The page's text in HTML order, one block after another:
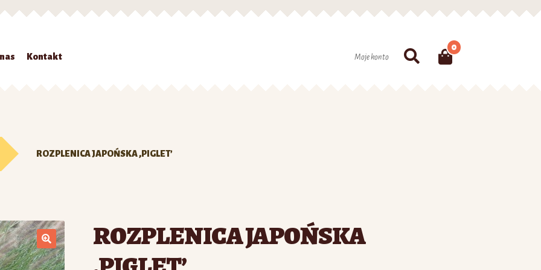
Kontakt Moje konto
Szukaj 0
ROZPLENICA JAPOŃSKA ‚PIGLET’
ROZPLENICA JAPOŃSKA